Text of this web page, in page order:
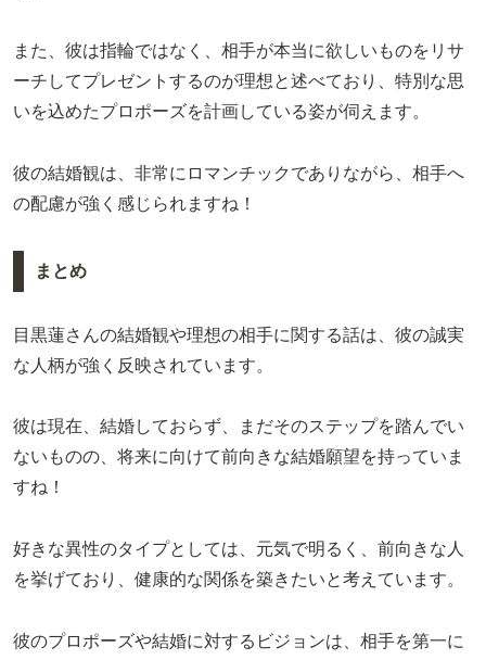
また、彼は指輪ではなく、相手が本当に欲しいものをリサ
ーチしてプレゼントするのが理想と述べており、特別な思
いを込めたプロポーズを計画している姿が伺えます。
彼の結婚観は、非常にロマンチックでありながら、相手へ
の配慮が強く感じられますね！
まとめ
目黒蓮さんの結婚観や理想の相手に関する話は、彼の誠実
な人柄が強く反映されています。
彼は現在、結婚しておらず、まだそのステップを踏んでい
ないものの、将来に向けて前向きな結婚願望を持っていま
すね！
好きな異性のタイプとしては、元気で明るく、前向きな人
を挙げており、健康的な関係を築きたいと考えています。
彼のプロポーズや結婚に対するビジョンは、相手を第一に